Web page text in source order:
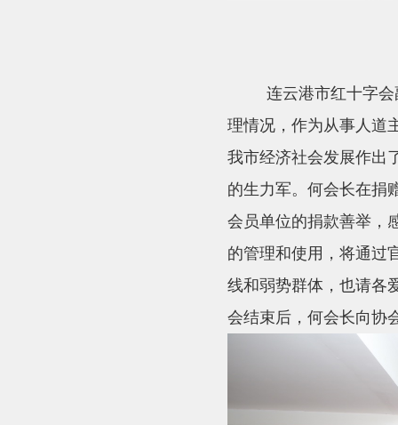
连云港市红十字
理情况，作为从事人道
我市经济社会发展作出
的生力军。何会长在捐
会员单位的捐款善举，
的管理和使用，将通过
线和弱势群体，也请各
会结束后，何会长向协